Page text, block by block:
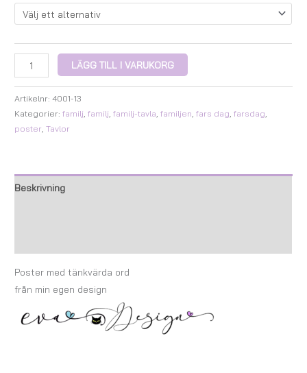
LÄGG TILL I VARUKORG
Artikelnr:4001-13
Kategorier:familj,familj,familj-tavla,familjen,fars dag,farsdag,
poster,Tavlor
Beskrivning
Poster med tänkvärda ord
från min egen design